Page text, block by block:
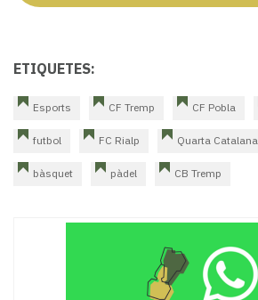
ETIQUETES:
Esports CF Tremp CF Pobla
futbol FC Rialp Quarta Catalana
bàsquet pàdel CB Tremp